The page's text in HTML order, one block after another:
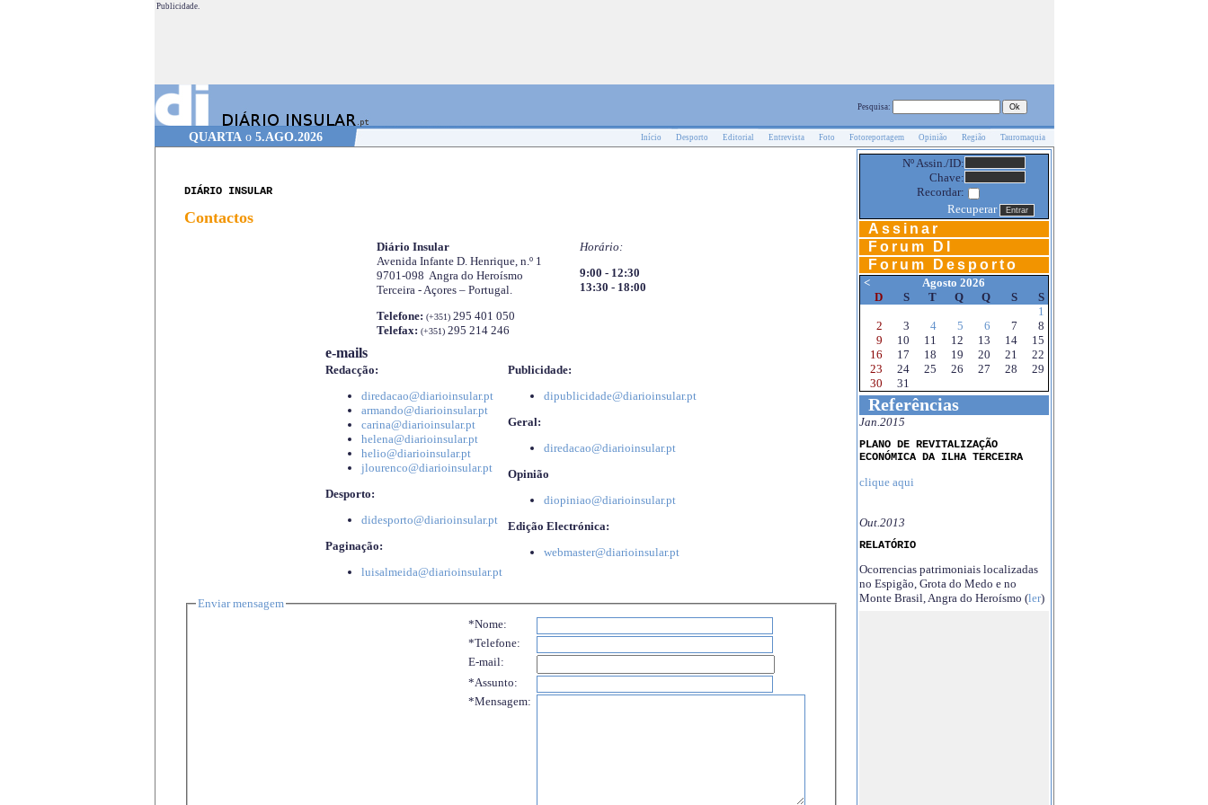
Publicidade.
Pesquisa:
QUARTAo 5.AGO.2026 Início Desporto Editorial Entrevista Foto Fotoreportagem Opinião Região Tauromaquia
DIÁRIO INSULAR
Contactos
Diário Insular
Avenida Infante D. Henrique, n.º 1
9701-098 Angra do Heroísmo
Terceira - Açores – Portugal.
Telefone: (+351)295 401 050
Telefax: (+351)295 214 246
Horário:
9:00 - 12:30
13:30 - 18:00
e-mails
Redacção:
diredacao@diarioinsular.pt
armando@diarioinsular.pt
carina@diarioinsular.pt
helena@diarioinsular.pt
helio@diarioinsular.pt
jlourenco@diarioinsular.pt
Desporto:
didesporto@diarioinsular.pt
Paginação:
luisalmeida@diarioinsular.pt
Publicidade:
dipublicidade@diarioinsular.pt
Geral:
diredacao@diarioinsular.pt
Opinião
diopiniao@diarioinsular.pt
Edição Electrónica:
webmaster@diarioinsular.pt
Enviar mensagem
*Nome:
*Telefone:
E-mail:
*Assunto:
*Mensagem:
Nº Assin./ID:
Chave:
Recordar:
Recuperar
Assinar
Forum DI
Forum Desporto
<
Agosto 2026
D
S T Q Q S
S
1
2
3 4 5 6 7
8
9
10 11 12 13 14
15
16
17 18 19 20 21
22
23
24 25 26 27 28
29
30
31
Referências
Jan.2015
PLANO DE REVITALIZAÇÃO
ECONÓMICA DA ILHA TERCEIRA
clique aqui
Out.2013
RELATÓRIO
Ocorrencias patrimoniais localizadas
no Espigão, Grota do Medo e no
Monte Brasil, Angra do Heroísmo (ler)